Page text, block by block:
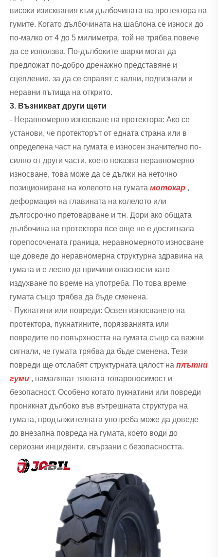
високи изисквания към дълбочината на протектора на
гумите. Когато дълбочината на шаблона се износи до
по-малко от 4 до 5 милиметра, той не трябва повече
да се използва. По-дълбоките шарки могат да
предложат по-добро дренажно представяне и
сцепление, за да се справят с кални, подгизнали и
неравни пътища на открито.
3. Възникват други щети
- Неравномерно износване на протектора: Ако се
установи, че протекторът от едната страна или в
определена част на гумата е износен значително по-
силно от други части, което показва неравномерно
износване, това може да се дължи на неточно
позициониране на колелото на гумата мотокар ,
деформация на главината на колелото или
дългосрочно претоварване и т.н. Дори ако общата
дълбочина на протектора все още не е достигнала
горепосочената граница, неравномерното износване
ще доведе до неравномерна структурна здравина на
гумата и е лесно да причини опасности като
издухване по време на употреба. По това време
гумата също трябва да бъде сменена.
- Пукнатини или повреди: Освен износването на
протектора, пукнатините, порязванията или
повредите по повърхността на гумата също са важни
сигнали, че гумата трябва да бъде сменена. Тези
повреди ще отслабят структурната цялост на плътни
гуми , намаляват тяхната товароносимост и
безопасност. Особено когато пукнатини или повреди
проникнат дълбоко във вътрешната структура на
гумата, продължителната употреба може да доведе
до внезапна повреда на гумата, което води до
сериозни инциденти, свързани с безопасността.